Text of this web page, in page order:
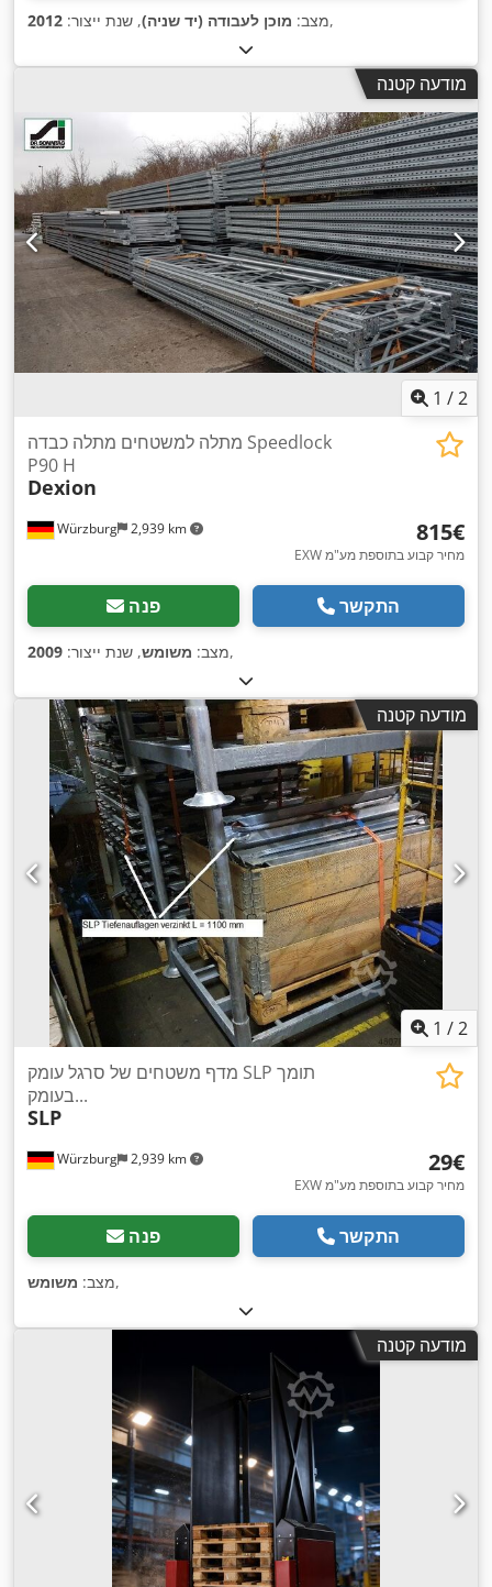
מצב: מוכן לעבודה (יד שניה), שנת ייצור: 2012 ,
מודעה קטנה
1 /2
Würzburg 2,939 km
מתלה למשטחים מתלה כבדה Speedlock
P90 H
Dexion
‏815 ‏€
EXW מחיר קבוע בתוספת מע"מ
פנה התקשר
מצב: משומש, שנת ייצור: 2009 ,
מודעה קטנה
1 /2
Würzburg 2,939 km
מדף משטחים של סרגל עומק SLP תומך
בעומק...
SLP
‏29 ‏€
EXW מחיר קבוע בתוספת מע"מ
פנה התקשר
מצב: משומש ,
מודעה קטנה